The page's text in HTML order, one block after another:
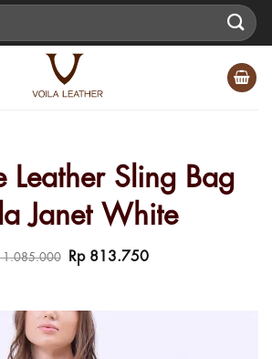
Leather Sling Bag
Janet White
Harga
aslinya
Rp813.750Harga